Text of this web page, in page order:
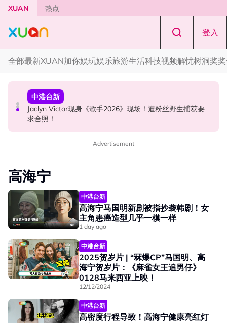
Skip to main content
XUAN 热点
登入
全部最新XUAN加你娱玩娱乐旅游生活科技视频解忧树洞奖
中港台新
中国《歌手2026》 “歌王之战” 成绩出炉！胡彦斌夺得歌王
宝座！
国际星闻
YG大楼遭女粉持高尔夫球杆猛砸！BLACKPINK 10周年最
新进展曝光！
中港台新
Jaclyn Victor现身《歌手2026》现场！遭粉丝野生捕获要
求合照！
Advertisement
高海宁
中港台新
高海宁马国明新剧被指抄袭韩剧！女
主角患癌造型几乎一模一样
1 day ago
中港台新
2025贺岁片 | “冧爆CP”马国明、高
海宁贺岁片：《麻雀女王追男仔》
0128马来西亚上映！
12/12/2024
中港台新
高密度行程导致！高海宁健康亮红灯